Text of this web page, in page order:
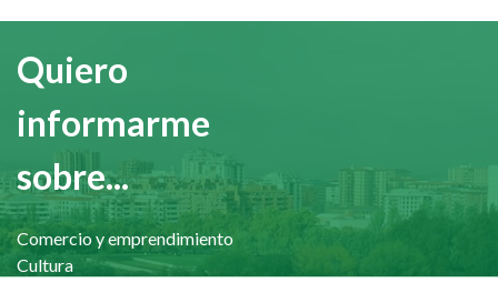
Quiero
informarme
sobre...
Comercio y emprendimiento
Cultura